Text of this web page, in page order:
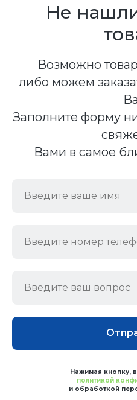
Не
Возможно
либо можем
Заполните форму
Вами в самое
Нажимая кнопку,
политикой
и обработкой